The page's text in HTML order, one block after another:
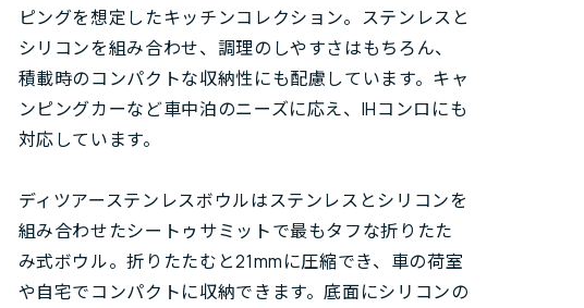
ピングを想定したキッチンコレクション。ステンレスと
シリコンを組み合わせ、調理のしやすさはもちろん、
積載時のコンパクトな収納性にも配慮しています。キャ
ンピングカーなど車中泊のニーズに応え、IHコンロにも
対応しています。
ディツアーステンレスボウルはステンレスとシリコンを
組み合わせたシートゥサミットで最もタフな折りたた
み式ボウル。折りたたむと21mmに圧縮でき、車の荷室
や自宅でコンパクトに収納できます。底面にシリコンの